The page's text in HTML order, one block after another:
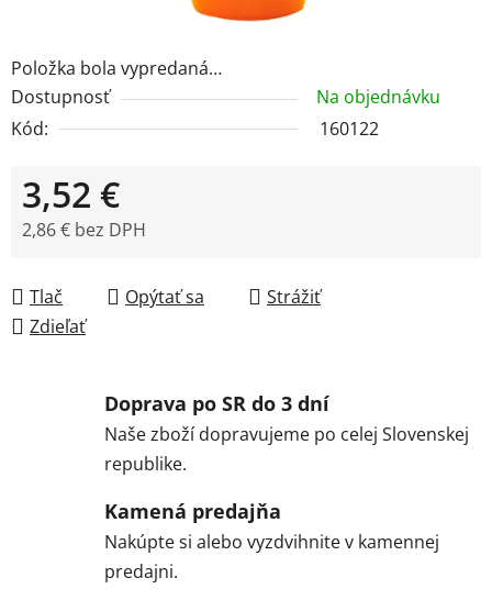
Položka bola vypredaná…
Dostupnosť
Na objednávku
Kód:
160122
3,52 €
2,86 € bez DPH
Tlač
Opýtať sa
Strážiť
Zdieľať
Doprava po SR do 3 dní
Naše zboží dopravujeme po celej Slovenskej
republike.
Kamená predajňa
Nakúpte si alebo vyzdvihnite v kamennej
predajni.